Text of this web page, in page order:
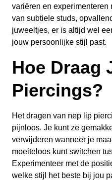
variëren en experimenteren
van subtiele studs,
juweeltjes, er is altijd wel
jouw persoonlijke stijl past.
Hoe Draag
Piercings?
Het dragen van nep lip
pijnloos. Je kunt ze
verwijderen wanneer je
moeiteloos kunt switchen
Experimenteer met de
welke stijl het beste bij jou